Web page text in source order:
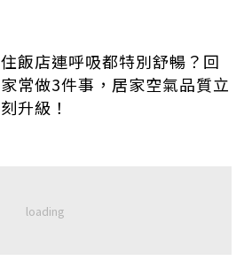
住飯店連呼吸都特別舒暢？回
家常做3件事，居家空氣品質立
刻升級！